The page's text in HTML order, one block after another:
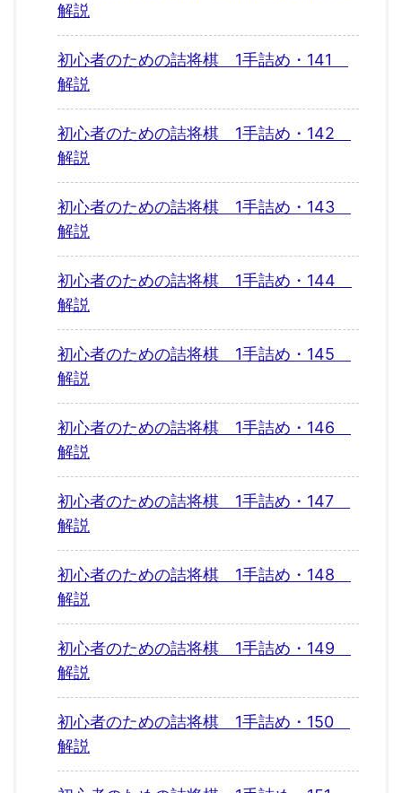
解説
初心者のための詰将棋 1手詰め・141
解説
初心者のための詰将棋 1手詰め・142
解説
初心者のための詰将棋 1手詰め・143
解説
初心者のための詰将棋 1手詰め・144
解説
初心者のための詰将棋 1手詰め・145
解説
初心者のための詰将棋 1手詰め・146
解説
初心者のための詰将棋 1手詰め・147
解説
初心者のための詰将棋 1手詰め・148
解説
初心者のための詰将棋 1手詰め・149
解説
初心者のための詰将棋 1手詰め・150
解説